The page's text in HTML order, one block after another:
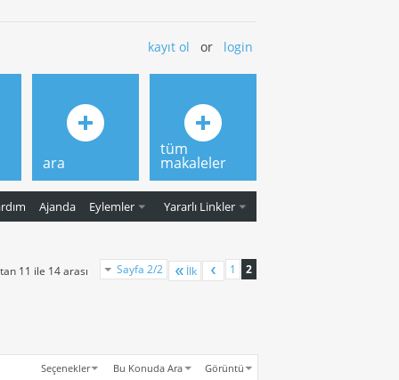
kayıt ol or login
Ajanda Eylemler Yararlı Linkler
ara
tüm
makaleler
Sayfa 2/2 İlk 1 2
11 ile 14 arası
Seçenekler Bu Konuda Ara Görüntü